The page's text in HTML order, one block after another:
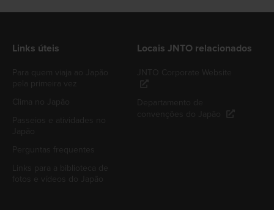
Links úteis Locais JNTO relacionados